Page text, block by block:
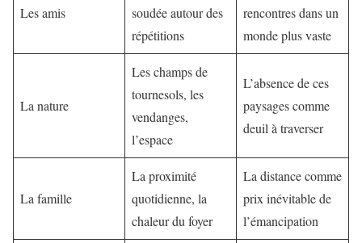
Les amis
soudée autour des
répétitions
rencontres dans un
monde plus vaste
La nature
Les champs de
tournesols, les
vendanges,
l’espace
L’absence de ces
paysages comme
deuil à traverser
La famille
La proximité
quotidienne, la
chaleur du foyer
La distance comme
prix inévitable de
l’émancipation